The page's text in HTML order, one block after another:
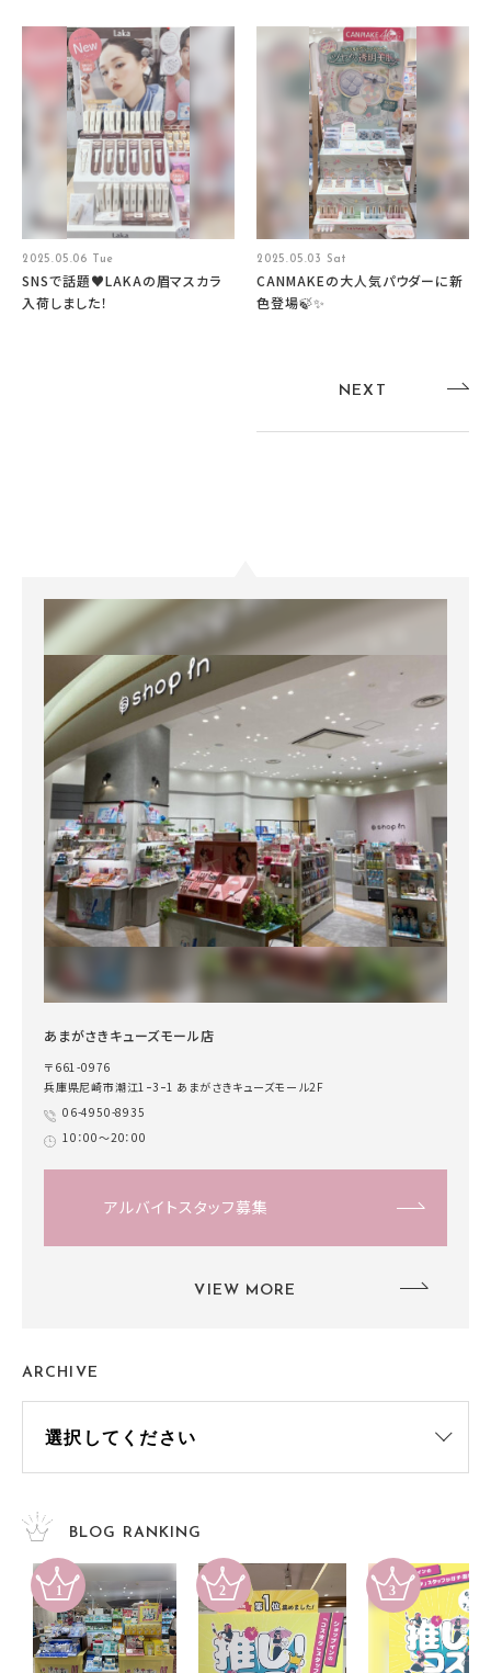
2025.05.06 Tue
SNSで話題♥LAKAの眉マスカラ
入荷しました！
2025.05.03 Sat
CANMAKEの大人気パウダーに新
色登場🍃✨
NEXT
あまがさきキューズモール店
〒661-0976
兵庫県尼崎市潮江1ｰ3ｰ1 あまがさきキューズモール2F
06-4950-8935
10：00～20：00
アルバイトスタッフ募集
VIEW MORE
ARCHIVE
BLOG RANKING